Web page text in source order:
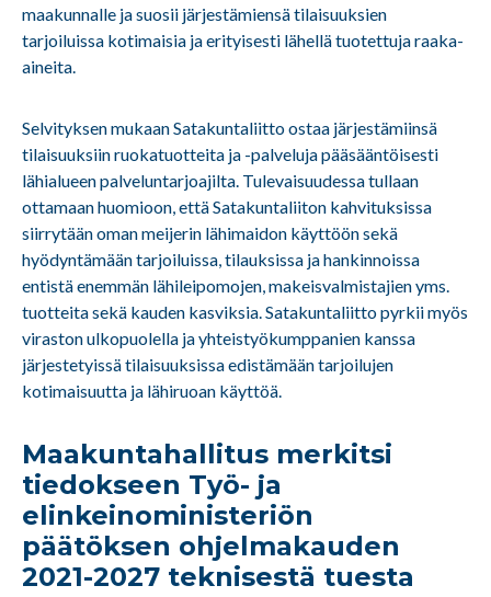
maakunnalle ja suosii järjestämiensä tilaisuuksien
tarjoiluissa kotimaisia ja erityisesti lähellä tuotettuja raaka-
aineita.
Selvityksen mukaan Satakuntaliitto ostaa järjestämiinsä
tilaisuuksiin ruokatuotteita ja -palveluja pääsääntöisesti
lähialueen palveluntarjoajilta. Tulevaisuudessa tullaan
ottamaan huomioon, että Satakuntaliiton kahvituksissa
siirrytään oman meijerin lähimaidon käyttöön sekä
hyödyntämään tarjoiluissa, tilauksissa ja hankinnoissa
entistä enemmän lähileipomojen, makeisvalmistajien yms.
tuotteita sekä kauden kasviksia. Satakuntaliitto pyrkii myös
viraston ulkopuolella ja yhteistyökumppanien kanssa
järjestetyissä tilaisuuksissa edistämään tarjoilujen
kotimaisuutta ja lähiruoan käyttöä.
Maakuntahallitus merkitsi
tiedokseen Työ- ja
elinkeinoministeriön
päätöksen ohjelmakauden
2021-2027 teknisestä tuesta